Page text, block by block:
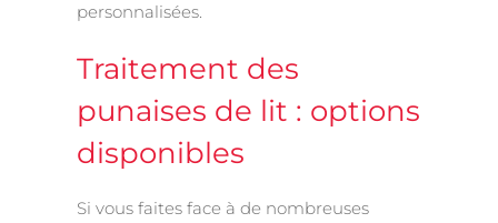
personnalisées.
Traitement des
punaises de lit : options
disponibles
Si vous faites face à de nombreuses